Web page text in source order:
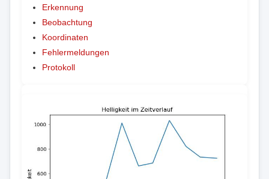
Erkennung
Beobachtung
Koordinaten
Fehlermeldungen
Protokoll